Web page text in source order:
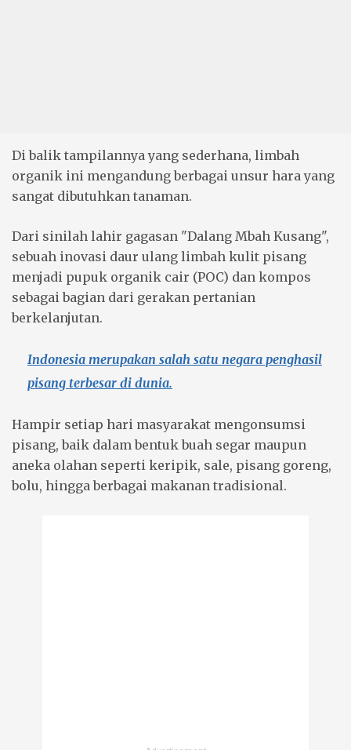
Di balik tampilannya yang sederhana, limbah
organik ini mengandung berbagai unsur hara yang
sangat dibutuhkan tanaman.
Dari sinilah lahir gagasan "Dalang Mbah Kusang",
sebuah inovasi daur ulang limbah kulit pisang
menjadi pupuk organik cair (POC) dan kompos
sebagai bagian dari gerakan pertanian
berkelanjutan.
Indonesia merupakan salah satu negara penghasil
pisang terbesar di dunia.
Hampir setiap hari masyarakat mengonsumsi
pisang, baik dalam bentuk buah segar maupun
aneka olahan seperti keripik, sale, pisang goreng,
bolu, hingga berbagai makanan tradisional.